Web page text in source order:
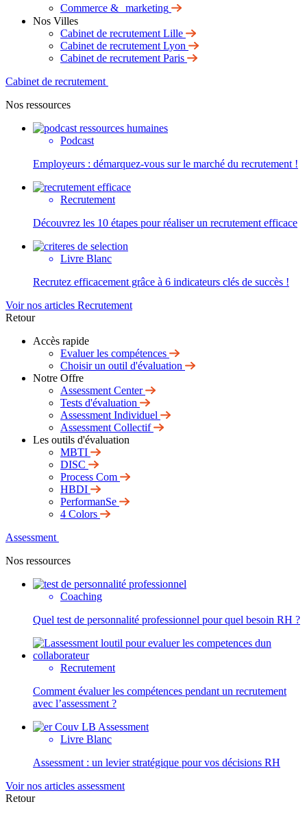
Commerce & marketing
Nos Villes
Cabinet de recrutement Lille
Cabinet de recrutement Lyon
Cabinet de recrutement Paris
Cabinet de recrutement
Nos ressources
Podcast
Employeurs : démarquez-vous sur le marché du recrutement !
Recrutement
Découvrez les 10 étapes pour réaliser un recrutement efficace
Livre Blanc
Recrutez efficacement grâce à 6 indicateurs clés de succès !
Voir nos articles Recrutement
Retour
Accès rapide
Evaluer les compétences
Choisir un outil d'évaluation
Notre Offre
Assessment Center
Tests d'évaluation
Assessment Individuel
Assessment Collectif
Les outils d'évaluation
MBTI
DISC
Process Com
HBDI
PerformanSe
4 Colors
Assessment
Nos ressources
Coaching
Quel test de personnalité professionnel pour quel besoin RH ?
Recrutement
Comment évaluer les compétences pendant un recrutement
avec l’assessment ?
Livre Blanc
Assessment : un levier stratégique pour vos décisions RH
Voir nos articles assessment
Retour